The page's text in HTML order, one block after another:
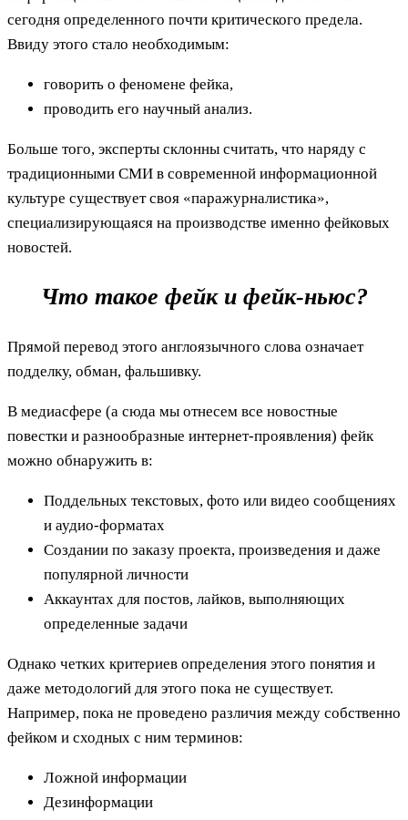
сегодня определенного почти критического предела.
Ввиду этого стало необходимым:
говорить о феномене фейка,
проводить его научный анализ.
Больше того, эксперты склонны считать, что наряду с
традиционными СМИ в современной информационной
культуре существует своя «паражурналистика»,
специализирующаяся на производстве именно фейковых
новостей.
Что такое фейк и фейк-ньюс?
Прямой перевод этого англоязычного слова означает
подделку, обман, фальшивку.
В медиасфере (а сюда мы отнесем все новостные
повестки и разнообразные интернет-проявления) фейк
можно обнаружить в:
Поддельных текстовых, фото или видео сообщениях
и аудио-форматах
Создании по заказу проекта, произведения и даже
популярной личности
Аккаунтах для постов, лайков, выполняющих
определенные задачи
Однако четких критериев определения этого понятия и
даже методологий для этого пока не существует.
Например, пока не проведено различия между собственно
фейком и сходных с ним терминов:
Ложной информации
Дезинформации